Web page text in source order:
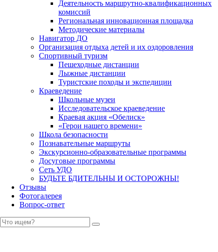
Деятельность маршрутно-квалификационных
комиссий
Региональная инновационная площадка
Методические материалы
Навигатор ДО
Организация отдыха детей и их оздоровления
Спортивный туризм
Пешеходные дистанции
Лыжные дистанции
Туристские походы и экспедиции
Краеведение
Школьные музеи
Исследовательское краеведение
Краевая акция «Обелиск»
«Герои нашего времени»
Школа безопасности
Познавательные маршруты
Экскурсионно-образовательные программы
Досуговые программы
Сеть УДО
БУДЬТЕ БДИТЕЛЬНЫ И ОСТОРОЖНЫ!
Отзывы
Фотогалерея
Вопрос-ответ